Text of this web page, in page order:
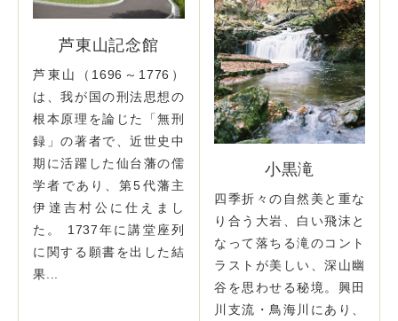
芦東山記念館
芦東山（1696～1776）
は、我が国の刑法思想の
根本原理を論じた「無刑
録」の著者で、近世史中
期に活躍した仙台藩の儒
学者であり、第5代藩主
伊達吉村公に仕えまし
た。 1737年に講堂座列
に関する願書を出した結
果...
小黒滝
四季折々の自然美と重な
り合う大岩、白い飛沫と
なって落ちる滝のコント
ラストが美しい、深山幽
谷を思わせる秘境。興田
川支流・鳥海川にあり、